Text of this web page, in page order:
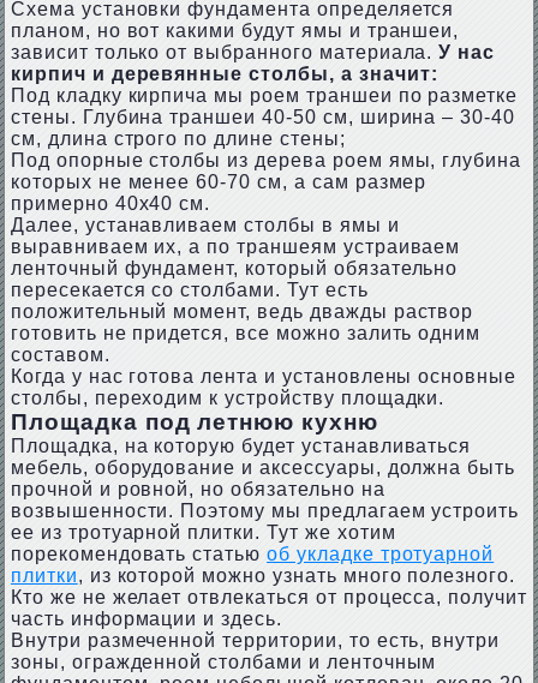
Схема установки фундамента определяется
планом, но вот какими будут ямы и траншеи,
зависит только от выбранного материала.У нас
кирпич и деревянные столбы, а значит:
Под кладку кирпича мы роем траншеи по разметке
стены. Глубина траншеи 40-50 см, ширина – 30-40
см, длина строго по длине стены;
Под опорные столбы из дерева роем ямы, глубина
которых не менее 60-70 см, а сам размер
примерно 40х40 см.
Далее, устанавливаем столбы в ямы и
выравниваем их, а по траншеям устраиваем
ленточный фундамент, который обязательно
пересекается со столбами. Тут есть
положительный момент, ведь дважды раствор
готовить не придется, все можно залить одним
составом.
Когда у нас готова лента и установлены основные
столбы, переходим к устройству площадки.
Площадка под летнюю кухню
Площадка, на которую будет устанавливаться
мебель, оборудование и аксессуары, должна быть
прочной и ровной, но обязательно на
возвышенности. Поэтому мы предлагаем устроить
ее из тротуарной плитки. Тут же хотим
порекомендовать статьюоб укладке тротуарной
плитки, из которой можно узнать много полезного.
Кто же не желает отвлекаться от процесса, получит
часть информации и здесь.
Внутри размеченной территории, то есть, внутри
зоны, огражденной столбами и ленточным